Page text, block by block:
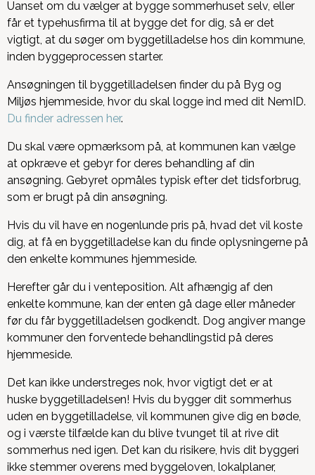
Uanset om du vælger at bygge sommerhuset selv, eller
får et typehusfirma til at bygge det for dig, så er det
vigtigt, at du søger om byggetilladelse hos din kommune,
inden byggeprocessen starter.
Ansøgningen til byggetilladelsen finder du på Byg og
Miljøs hjemmeside, hvor du skal logge ind med dit NemID.
Du finder adressen her.
Du skal være opmærksom på, at kommunen kan vælge
at opkræve et gebyr for deres behandling af din
ansøgning. Gebyret opmåles typisk efter det tidsforbrug,
som er brugt på din ansøgning.
Hvis du vil have en nogenlunde pris på, hvad det vil koste
dig, at få en byggetilladelse kan du finde oplysningerne på
den enkelte kommunes hjemmeside.
Herefter går du i venteposition. Alt afhængig af den
enkelte kommune, kan der enten gå dage eller måneder
før du får byggetilladelsen godkendt. Dog angiver mange
kommuner den forventede behandlingstid på deres
hjemmeside.
Det kan ikke understreges nok, hvor vigtigt det er at
huske byggetilladelsen! Hvis du bygger dit sommerhus
uden en byggetilladelse, vil kommunen give dig en bøde,
og i værste tilfælde kan du blive tvunget til at rive dit
sommerhus ned igen. Det kan du risikere, hvis dit byggeri
ikke stemmer overens med byggeloven, lokalplaner,